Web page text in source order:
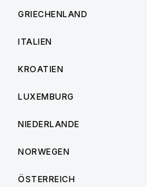
GRIECHENLAND
ITALIEN
KROATIEN
LUXEMBURG
NIEDERLANDE
NORWEGEN
ÖSTERREICH